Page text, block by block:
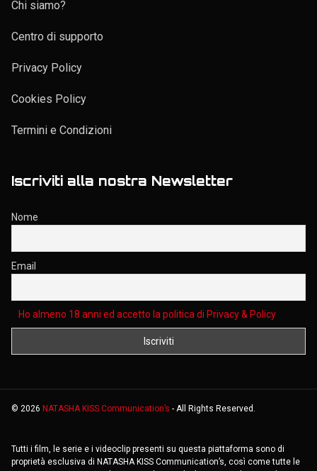
Chi siamo?
Centro di supporto
Privacy Policy
Cookies Policy
Termini e Condizioni
Iscriviti alla nostra Newsletter
Nome
Email
Ho almeno 18 anni ed accetto la politica di Privacy & Policy
© 2026 NATASHA KISS Communication’s - All Rights Reserved.
Tutti i film, le serie e i videoclip presenti su questa piattaforma sono di
proprietà esclusiva di NATASHA KISS Communication’s, così come tutte le